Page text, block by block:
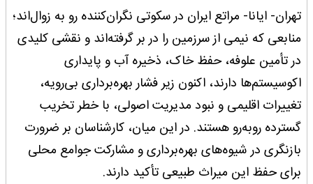
تهران- ایانا- مراتع ایران در سکوتی نگران‌کننده رو به زوال‌اند؛
منابعی که نیمی از سرزمین را در بر گرفته‌اند و نقشی کلیدی
در تأمین علوفه، حفظ خاک، ذخیره آب و پایداری
اکوسیستم‌ها دارند، اکنون زیر فشار بهره‌برداری بی‌رویه،
تغییرات اقلیمی و نبود مدیریت اصولی، با خطر تخریب
گسترده روبه‌رو هستند. در این میان، کارشناسان بر ضرورت
بازنگری در شیوه‌های بهره‌برداری و مشارکت جوامع محلی
برای حفظ این میراث طبیعی تأکید دارند.